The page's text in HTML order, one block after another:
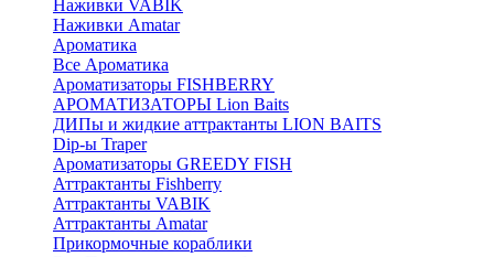
Наживки VABIK
Наживки Amatar
Ароматика
Все Ароматика
Ароматизаторы FISHBERRY
АРОМАТИЗАТОРЫ Lion Baits
ДИПы и жидкие аттрактанты LION BAITS
Dip-ы Traper
Ароматизаторы GREEDY FISH
Аттрактанты Fishberry
Аттрактанты VABIK
Аттрактанты Amatar
Прикормочные кораблики